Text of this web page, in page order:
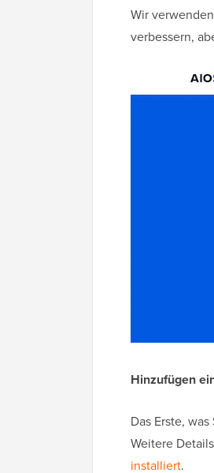
Wir
verbessern,
Hinzufügen
Das Erste,
Weitere
installiert.